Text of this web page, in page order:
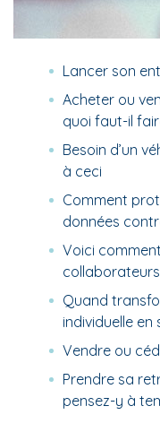
Lancer son
Acheter ou
quoi faut-il
Besoin d’un
à ceci
Comment
données
Voici
collaborateurs
Quand
individuelle en
Vendre ou
Prendre sa
pensez-y à